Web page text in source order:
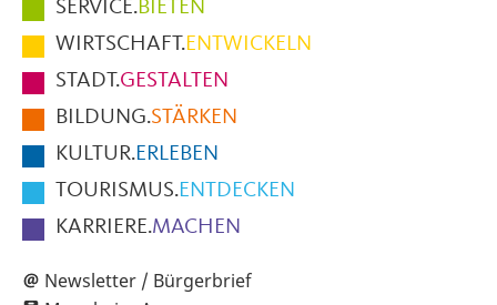
Hauptmenüpunkte
im
Fußbereich
der
Seite
SERVICE.BIETEN
WIRTSCHAFT.ENTWICKELN
STADT.GESTALTEN
BILDUNG.STÄRKEN
KULTUR.ERLEBEN
TOURISMUS.ENTDECKEN
KARRIERE.MACHEN
Newsletter / Bürgerbrief